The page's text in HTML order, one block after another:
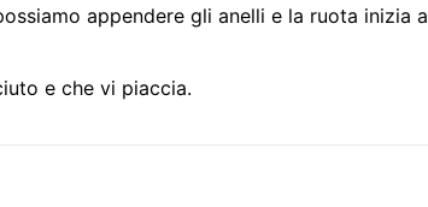
appendere gli anelli e la ruota inizia a
e che vi piaccia.